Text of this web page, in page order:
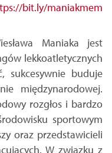
bit.ly/maniakmem
Maniaka jest
lekkoatletycznych
sukcesywnie buduje
międzynarodowej.
rozgłos i bardzo
sportowym
oraz przedstawicieli
W związku z